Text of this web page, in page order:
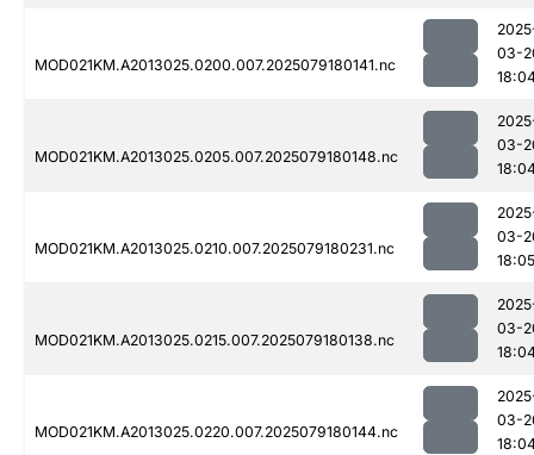
MOD021KM.A2013025.0200.007.2025079180141.nc
03-
MOD021KM.A2013025.0205.007.2025079180148.nc
03-
MOD021KM.A2013025.0210.007.2025079180231.nc
03-
18:05
MOD021KM.A2013025.0215.007.2025079180138.nc
03-
MOD021KM.A2013025.0220.007.2025079180144.nc
03-